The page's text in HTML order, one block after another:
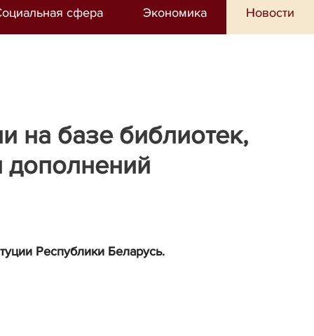
сфера Экономика Новости
на базе библиотек,
дополнений
Республики Беларусь.